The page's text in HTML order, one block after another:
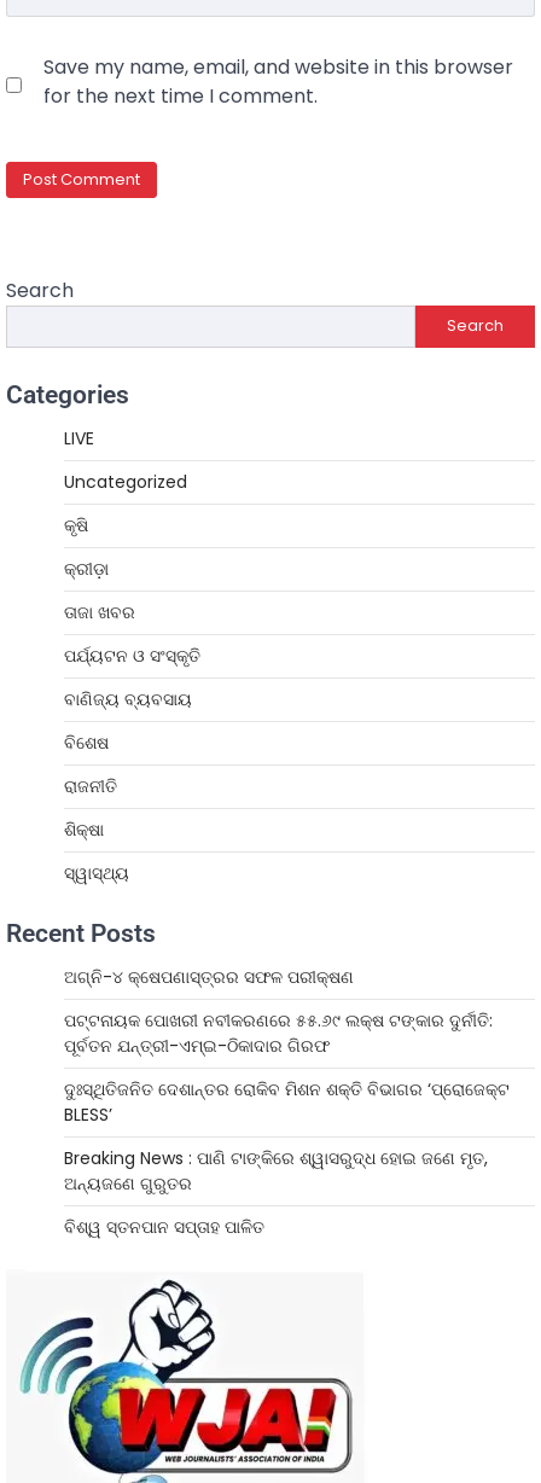
Save my name, email, and website in this browser
for the next time I comment.
Search
Search
Categories
LIVE
Uncategorized
କୃଷି
କ୍ରୀଡ଼ା
ତାଜା ଖବର
ପର୍ଯ୍ୟଟନ ଓ ସଂସ୍କୃତି
ବାଣିଜ୍ୟ ବ୍ୟବସାୟ
ବିଶେଷ
ରାଜନୀତି
ଶିକ୍ଷା
ସ୍ୱାସ୍ଥ୍ୟ
Recent Posts
ଅଗ୍ନି-୪ କ୍ଷେପଣାସ୍ତ୍ରର ସଫଳ ପରୀକ୍ଷଣ
ପଟ୍ଟନାୟକ ପୋଖରୀ ନବୀକରଣରେ ୫୫.୬୯ ଲକ୍ଷ ଟଙ୍କାର ଦୁର୍ନୀତି:
ପୂର୍ବତନ ଯନ୍ତ୍ରୀ-ଏମ୍‌ଇ-ଠିକାଦାର ଗିରଫ
ଦୁଃସ୍ଥିତିଜନିତ ଦେଶାନ୍ତର ରୋକିବ ମିଶନ ଶକ୍ତି ବିଭାଗର ‘ପ୍ରୋଜେକ୍ଟ
BLESS’
Breaking News : ପାଣି ଟାଙ୍କିରେ ଶ୍ୱାସରୁଦ୍ଧ ହୋଇ ଜଣେ ମୃତ,
ଅନ୍ୟଜଣେ ଗୁରୁତର
ବିଶ୍ୱ ସ୍ତନପାନ ସପ୍ତାହ ପାଳିତ